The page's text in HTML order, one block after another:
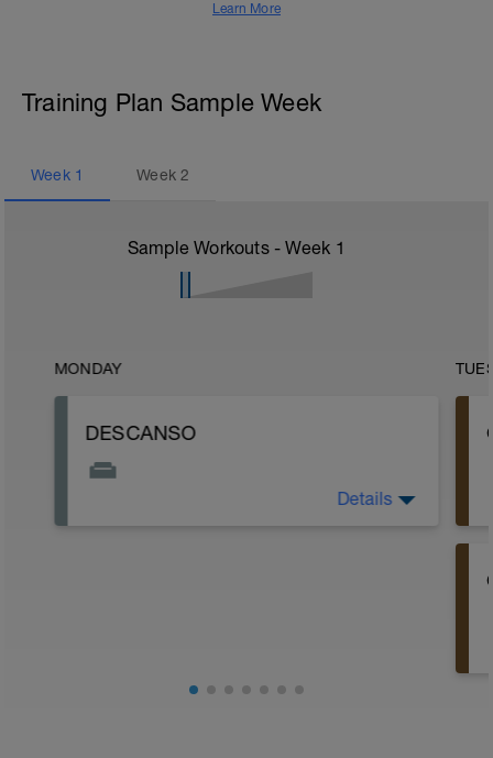
Learn More
Training Plan Sample Week
Week 1 Week2
Sample Workouts - Week 1
MONDAY
DESCANSO
un poco más (a poder ser mínimo 8h) y
Details